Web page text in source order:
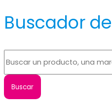
Buscador